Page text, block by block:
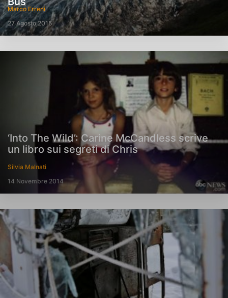
Marco Erreni
27 Agosto 2015
‘Into The Wild’: Carine McCandless scrive
un libro sui segreti di Chris
Silvia Malnati
14 Novembre 2014